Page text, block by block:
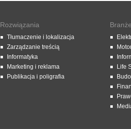
Rozwiązania
Tłumaczenie i lokalizacja
Zarządzanie treścią
Informatyka
Marketing i reklama
Publikacja i poligrafia
Life